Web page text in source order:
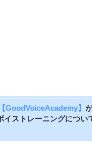
【GoodVoiceAcademy】
ストレーニングについ